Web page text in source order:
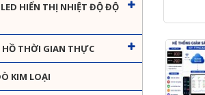
HIỂN THỊ NHIỆT ĐỘ ĐỘ
THỜI GIAN THỰC
KIM LOẠI